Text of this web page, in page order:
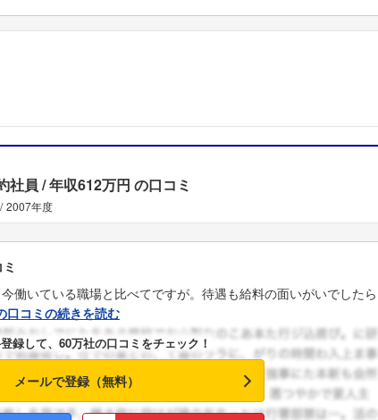
社員 年収612万円 の口コミ
2007年度
働いている職場と比べてですが。待遇も給料の面いがいでしたら
口コミの続きを読む
録して、60万社の口コミをチェック！
メールで登録（無料）